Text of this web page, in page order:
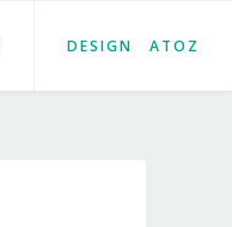
DESIGN ATOZ